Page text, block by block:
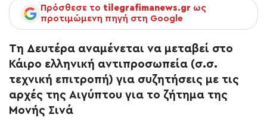
Πρόσθεσε το tilegrafimanews.gr ως
προτιμώμενη πηγή στη Google
Τη Δευτέρα αναμένεται να μεταβεί στο
Κάιρο ελληνική αντιπροσωπεία (σ.σ.
τεχνική επιτροπή) για συζητήσεις με τις
αρχές της Αιγύπτου για το ζήτημα της
Μονής Σινά